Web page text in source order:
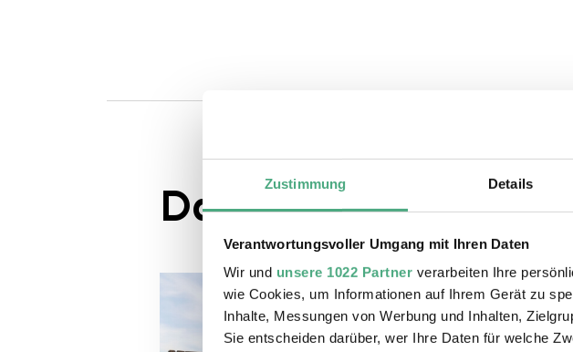
Zustimmung Details
Verantwortungsvoller Umgang mit Ihren Daten
Wir und unsere 1022 Partner verarbeiten Ihre
wie Cookies, um Informationen auf Ihrem Gerät zu
Inhalte, Messungen von Werbung und Inhalten,
Sie entscheiden darüber, wer Ihre Daten für welche
Das könnte Sie